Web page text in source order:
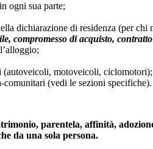
ogni sua parte;
dichiarazione di residenza (per
compromesso di acquisto,
motoveicoli, ciclomotori);
(vedi le sezioni specifiche).
parentela, affinità,
da una sola persona.